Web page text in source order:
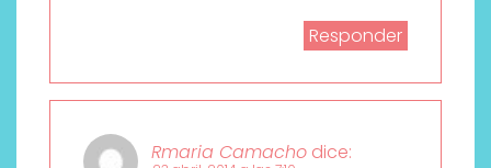
Responder
Rmaria Camacho dice: